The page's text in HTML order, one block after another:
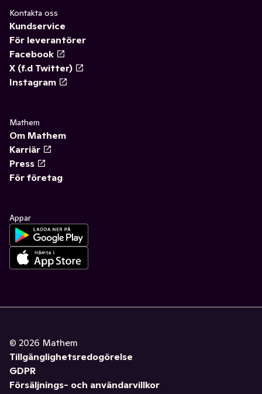
Kontakta oss
Kundservice
För leverantörer
Facebook
X (f.d Twitter)
Instagram
Mathem
Om Mathem
Karriär
Press
För företag
Appar
© 2026 Mathem
Tillgänglighetsredogörelse
GDPR
Försäljnings- och användarvillkor